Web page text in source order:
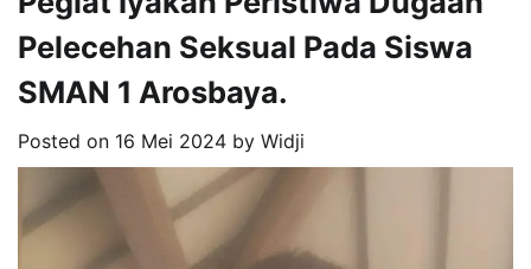
Pelecehan Seksual Pada Siswa
SMAN 1 Arosbaya.
Posted on 16 Mei 2024 by Widji